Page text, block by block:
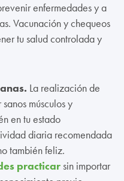
enfermedades y a
Vacunación y chequeos
tu salud controlada y
La realización de
músculos y
en tu estado
diaria recomendada
también feliz.
practicarsin importar